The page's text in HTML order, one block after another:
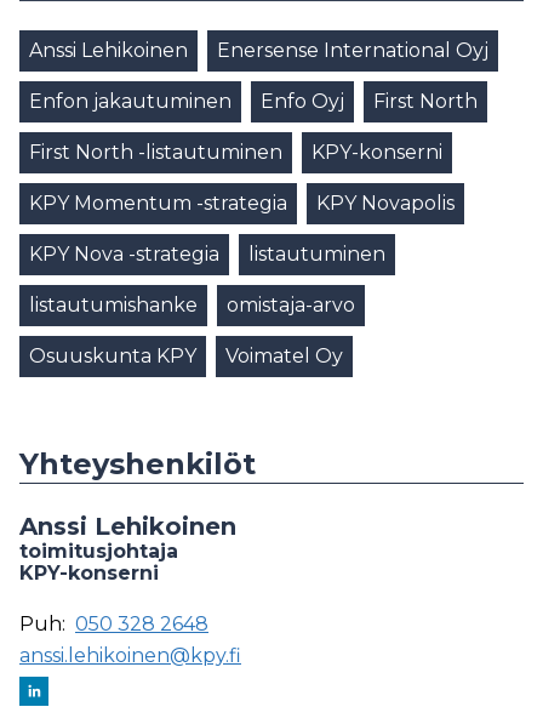
Anssi Lehikoinen Enersense International Oyj
Enfon jakautuminen Enfo Oyj First North
First North -listautuminen KPY-konserni
KPY Momentum -strategia KPY Novapolis
KPY Nova -strategia listautuminen
listautumishanke omistaja-arvo
Osuuskunta KPY Voimatel Oy
Yhteyshenkilöt
Anssi Lehikoinen
toimitusjohtaja
KPY-konserni
Puh: 050 328 2648
anssi.lehikoinen@kpy.fi